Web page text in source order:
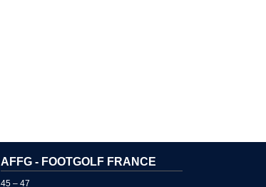
AFFG - FOOTGOLF FRANCE
45 – 47